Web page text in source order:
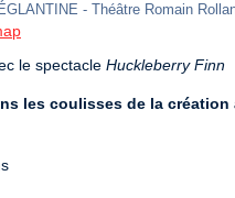
- Théâtre Romain
le spectacle Huckleberry Finn
les coulisses de la